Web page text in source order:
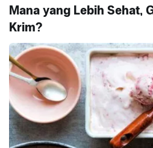
Mana yang Lebih Sehat,
Krim?